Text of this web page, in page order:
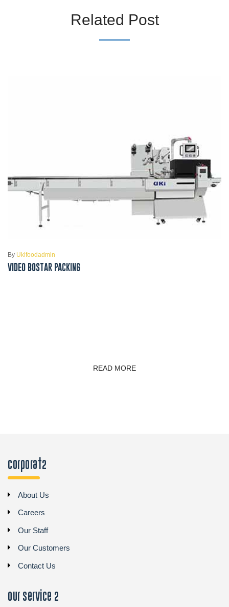
Related Post
By Ukifoodadmin
VIDEO BOSTAR PACKING
READ MORE
Corporat2
About Us
Careers
Our Staff
Our Customers
Contact Us
Our Service 2